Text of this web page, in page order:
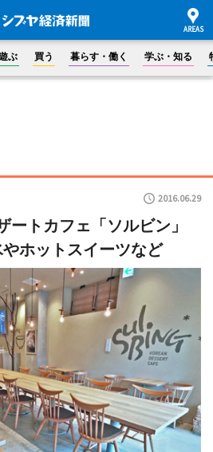
ぶ 買う 暮らす・働く 学ぶ・知る
2016.06.29
ートカフェ「ソルビン」
ホットスイーツなど